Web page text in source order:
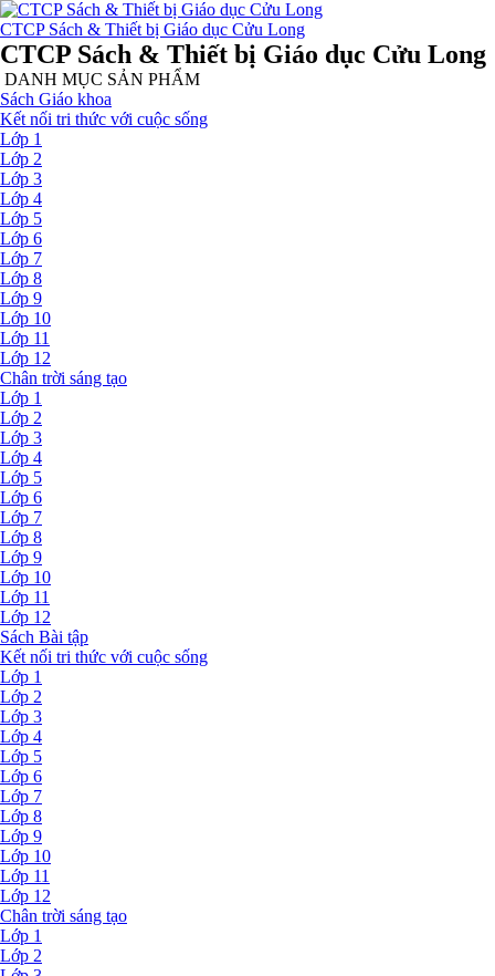
CTCP Sách & Thiết bị Giáo dục Cửu Long
CTCP Sách & Thiết bị Giáo dục Cửu Long
DANH MỤC SẢN PHẨM
Sách Giáo khoa
Kết nối tri thức với cuộc sống
Lớp 1
Lớp 2
Lớp 3
Lớp 4
Lớp 5
Lớp 6
Lớp 7
Lớp 8
Lớp 9
Lớp 10
Lớp 11
Lớp 12
Chân trời sáng tạo
Lớp 1
Lớp 2
Lớp 3
Lớp 4
Lớp 5
Lớp 6
Lớp 7
Lớp 8
Lớp 9
Lớp 10
Lớp 11
Lớp 12
Sách Bài tập
Kết nối tri thức với cuộc sống
Lớp 1
Lớp 2
Lớp 3
Lớp 4
Lớp 5
Lớp 6
Lớp 7
Lớp 8
Lớp 9
Lớp 10
Lớp 11
Lớp 12
Chân trời sáng tạo
Lớp 1
Lớp 2